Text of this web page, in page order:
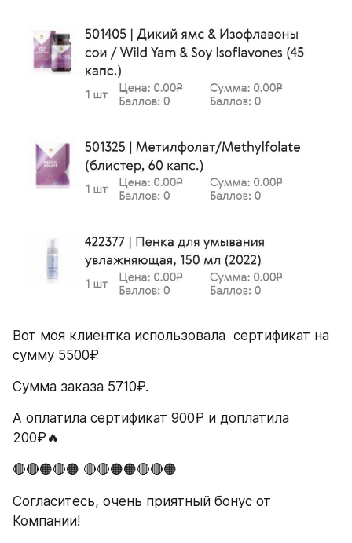
Вот моя клиентка использовала  сертификат на
сумму 5500₽
Сумма заказа 5710₽.
А оплатила сертификат 900₽ и доплатила
200₽🔥
🔴🔴🟠🔴🟠 🔴🔴🟠🟠🔴🔴🟠
Согласитесь, очень приятный бонус от
Компании!